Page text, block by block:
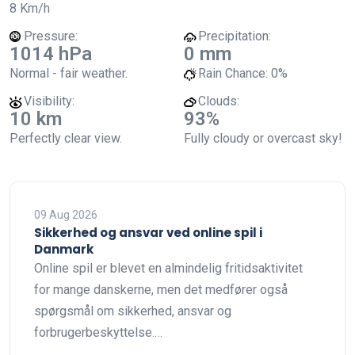
8 Km/h
Pressure:
1014 hPa
Normal - fair weather.
Precipitation:
0 mm
Rain Chance: 0%
Visibility:
10 km
Perfectly clear view.
Clouds:
93%
Fully cloudy or overcast sky!
09 Aug 2026
Sikkerhed og ansvar ved online spil i
Danmark
Online spil er blevet en almindelig fritidsaktivitet
for mange danskerne, men det medfører også
spørgsmål om sikkerhed, ansvar og
forbrugerbeskyttelse.…